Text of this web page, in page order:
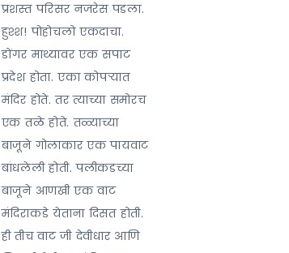
प्रशस्त परिसर नजरेस पडला.
हुश्श! पोहोचलो एकदाचा.
डोंगर माथ्यावर एक सपाट
प्रदेश होता. एका कोपऱ्यात
मंदिर होते. तर त्याच्या समोरच
एक तळे होते. तळ्याच्या
बाजूने गोलाकार एक पायवाट
बांधलेली होती. पलीकडच्या
बाजूने आणखी एक वाट
मंदिराकडे येताना दिसत होती.
ही तीच वाट जी देवीधार आणि